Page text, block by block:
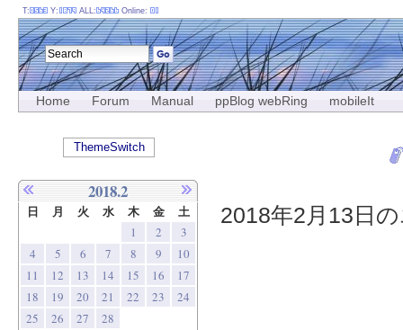
Home Forum Manual ppBlog webRing mobileIt
2018年2月13日
T: Y: ALL: Online:
ThemeSwitch
2018.2
日 月 火 水 木 金 土
1 2
3
4
5 6 7 8 9
10
11
12 13 14 15 16
17
18
19 20 21 22 23
24
25
26 27 28